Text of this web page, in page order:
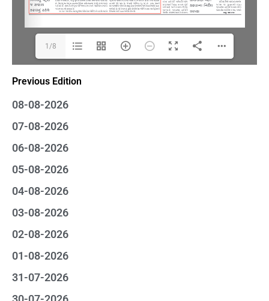
Previous Edition
08-08-2026
07-08-2026
06-08-2026
05-08-2026
04-08-2026
03-08-2026
02-08-2026
01-08-2026
31-07-2026
1/8